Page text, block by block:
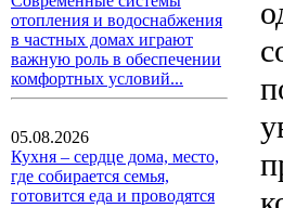
отопления и водоснабжения
в частных домах играют
важную роль в обеспечении
комфортных условий...
05.08.2026
Кухня – сердце дома, место,
где собирается семья,
готовится еда и проводятся